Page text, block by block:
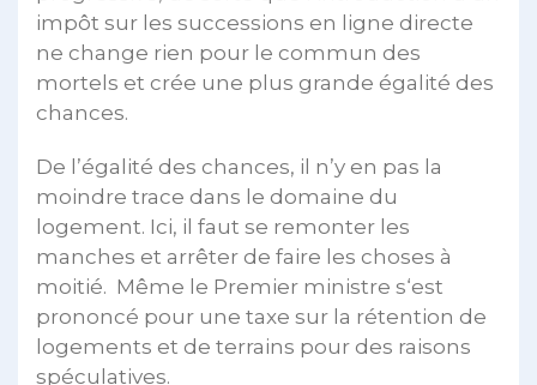
impôt sur les successions en ligne directe
ne change rien pour le commun des
mortels et crée une plus grande égalité des
chances.
De l’égalité des chances, il n’y en pas la
moindre trace dans le domaine du
logement. Ici, il faut se remonter les
manches et arrêter de faire les choses à
moitié. Même le Premier ministre s‘est
prononcé pour une taxe sur la rétention de
logements et de terrains pour des raisons
spéculatives.